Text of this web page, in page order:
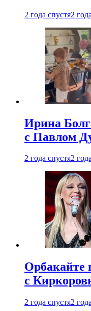
2 года спустя2
Ирина
с Павлом
2 года спустя2
Орбакайте
с
2 года спустя2